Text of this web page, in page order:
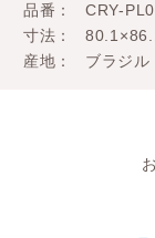
品番
CRY-
寸法
産地
ブラジル